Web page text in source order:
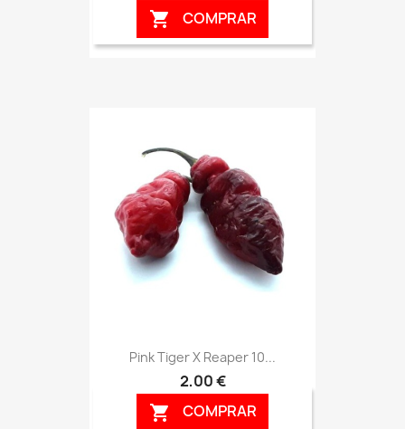
 COMPRAR
Pink Tiger X Reaper 10...
2,00 €
 COMPRAR